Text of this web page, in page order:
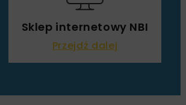
Sklep internetowy NBI
Przejdź dalej